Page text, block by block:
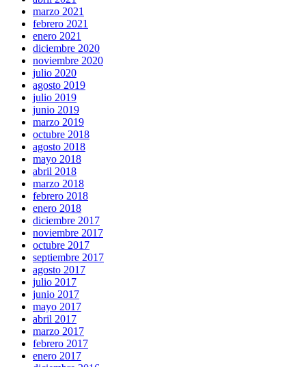
marzo 2021
febrero 2021
enero 2021
diciembre 2020
noviembre 2020
julio 2020
agosto 2019
julio 2019
junio 2019
marzo 2019
octubre 2018
agosto 2018
mayo 2018
abril 2018
marzo 2018
febrero 2018
enero 2018
diciembre 2017
noviembre 2017
octubre 2017
septiembre 2017
agosto 2017
julio 2017
junio 2017
mayo 2017
abril 2017
marzo 2017
febrero 2017
enero 2017